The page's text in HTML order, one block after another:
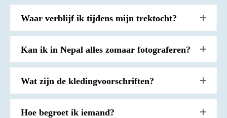
Waar verblijf ik tijdens mijn trektocht?
Kan ik in Nepal alles zomaar fotograferen?
Wat zijn de kledingvoorschriften?
Hoe begroet ik iemand?